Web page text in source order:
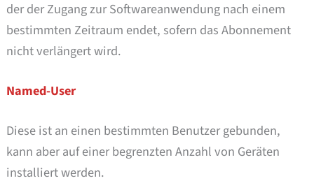
der der Zugang zur Softwareanwendung nach einem
bestimmten Zeitraum endet, sofern das Abonnement
nicht verlängert wird.
Named-User
Diese ist an einen bestimmten Benutzer gebunden,
kann aber auf einer begrenzten Anzahl von Geräten
installiert werden.